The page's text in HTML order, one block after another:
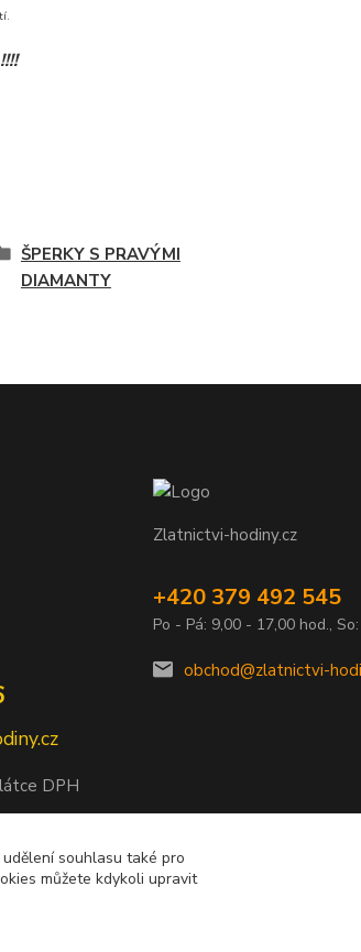
ŠPERKY S PRAVÝMI
DIAMANTY
DPH
Zlatnictvi-hodiny.cz
+420 379 492 545
Po - Pá: 9,00 - 17,00 hod.,
obchod@zlatnictvi-
souhlasu také pro
můžete kdykoli upravit